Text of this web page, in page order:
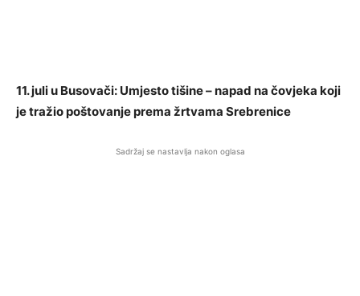
11. juli u Busovači: Umjesto tišine – napad na čovjeka koji
je tražio poštovanje prema žrtvama Srebrenice
Sadržaj se nastavlja nakon oglasa